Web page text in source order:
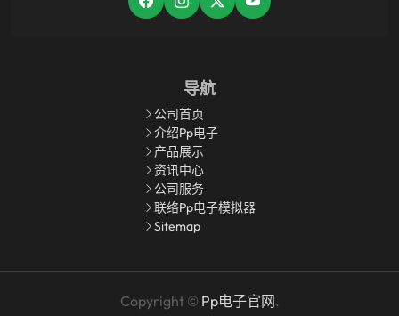
导航
公司首页
介绍pp电子
产品展示
资讯中心
公司服务
联络pp电子模拟器
Sitemap
Copyright © Pp电子官网.